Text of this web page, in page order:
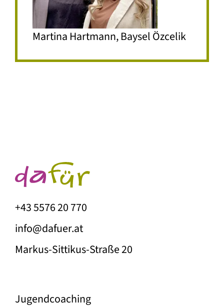
Martina Hartmann, Baysel Özcelik
+43 5576 20 770
info@dafuer.at
Markus-Sittikus-Straße 20
Unser Angebot
Jugend­coaching